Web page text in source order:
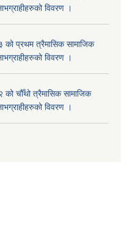
विवरण ।
प्रथम त्रैमासिक सामाजिक
विवरण ।
चौँथो त्रैमासिक सामाजिक
विवरण ।